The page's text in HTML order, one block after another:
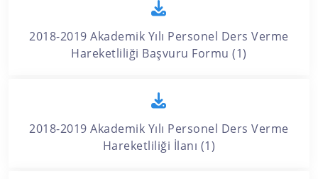
2018-2019 Akademik Yılı Personel Ders Verme
Hareketliliği Başvuru Formu (1)
2018-2019 Akademik Yılı Personel Ders Verme
Hareketliliği İlanı (1)